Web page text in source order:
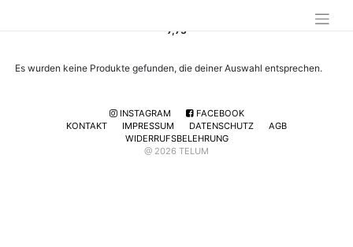
7,75
Es wurden keine Produkte gefunden, die deiner Auswahl entsprechen.
INSTAGRAM
FACEBOOK
KONTAKT
IMPRESSUM DATENSCHUTZ
AGB
WIDERRUFSBELEHRUNG
@ 2026 TELUM